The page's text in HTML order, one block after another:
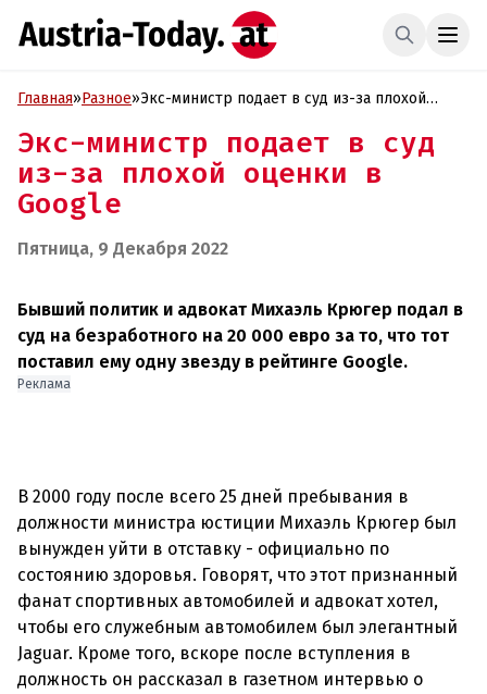
Главная»Разное»Экс-министр подает в суд из-за плохой
Экс-министр подает в суд
из-за плохой оценки в
Google
Пятница, 9 Декабря 2022
Бывший политик и адвокат Михаэль Крюгер подал в
суд на безработного на 20 000 евро за то, что тот
поставил ему одну звезду в рейтинге Google.
Реклама
В 2000 году после всего 25 дней пребывания в
должности министра юстиции Михаэль Крюгер был
вынужден уйти в отставку - официально по
состоянию здоровья. Говорят, что этот признанный
фанат спортивных автомобилей и адвокат хотел,
чтобы его служебным автомобилем был элегантный
Jaguar. Кроме того, вскоре после вступления в
должность он рассказал в газетном интервью о